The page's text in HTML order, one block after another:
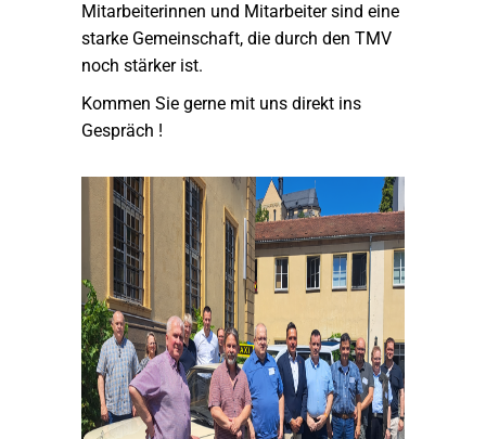
Mitarbeiterinnen und Mitarbeiter sind eine
starke Gemeinschaft, die durch den TMV
noch stärker ist.
Kommen Sie gerne mit uns direkt ins
Gespräch !